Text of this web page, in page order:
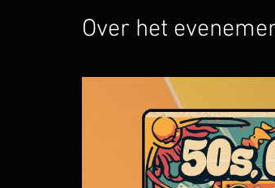
Over het